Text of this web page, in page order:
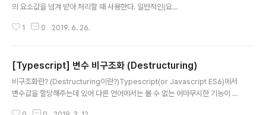
의 요소값을 넘겨 받아 처리할 때 사용한다. 일반적인(요즘
가 시켜서 해당 배열 탐색을 하는데 배열의 위치값을 넣어
수가 없는 문제가 있다. 그럴 때는 이렇게 사용하면 된다.
이런 편한 방법이? 성능상의 문제도 딱히 없는 것 같고 자
동으로 변수에 할당하는 기능도 사용할 수 있어 편리한 것
1 0 2019. 6. 26.
[Typescript] 변수 비구조화 (Destructuring)
비구조화란? (Destructuring이란?)Typescript(or Javascript ES6)에서
변수값을 할당해주는데 있어 다른 언어에서는 볼 수 없는 어마무시한 기능이 있